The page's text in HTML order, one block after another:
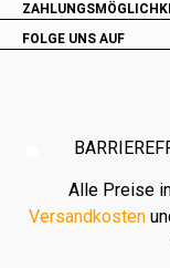
FOLGE UNS AUF
Alle Preise
Versandkosten